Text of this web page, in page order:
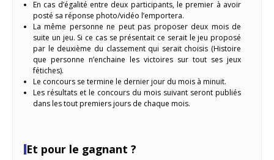
En cas d’égalité entre deux participants, le premier à avoir
posté sa réponse photo/vidéo l’emportera.
La même personne ne peut pas proposer deux mois de
suite un jeu. Si ce cas se présentait ce serait le jeu proposé
par le deuxième du classement qui serait choisis (Histoire
que personne n’enchaine les victoires sur tout ses jeux
fétiches).
Le concours se termine le dernier jour du mois à minuit.
Les résultats et le concours du mois suivant seront publiés
dans les tout premiers jours de chaque mois.
Et pour le gagnant ?